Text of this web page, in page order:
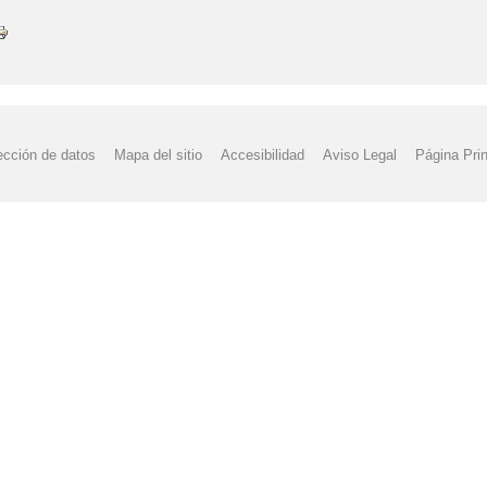
de datos Mapa del sitio Accesibilidad Aviso Legal Página